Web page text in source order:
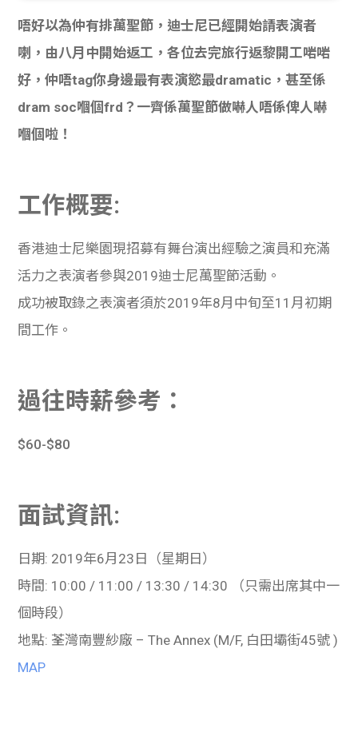
計數
機
貸款
Gui
de
理財
唔好以為仲有排萬聖節，迪士尼已經開始請表演者
喇，由八月中開始返工，各位去完旅行返黎開工啱啱
好，仲唔tag你身邊最有表演慾最dramatic，甚至係
dram soc嗰個frd？一齊係萬聖節做嚇人唔係俾人嚇
嗰個啦！
工作概要:
香港迪士尼樂園現招募有舞台演出經驗之演員和充滿
活力之表演者參與2019迪士尼萬聖節活動。
成功被取錄之表演者須於2019年8月中旬至11 月初期
間工作。
過往時薪參考：
$60-$80
面試資訊:
日期: 2019年6月 23 日（星期日）
時間: 10:00 / 11:00 / 13:30 / 14:30
（只需出席其中一
個時段）
地點: 荃灣南豐紗廠 – The Annex (M/F, 白田壩街45號 )
MAP